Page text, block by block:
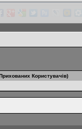
Користувачів)